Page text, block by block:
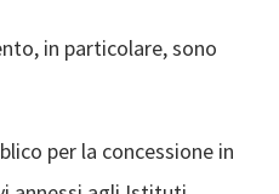
in particolare, sono
per la concessione in